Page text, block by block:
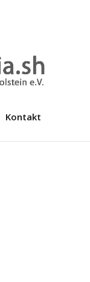
Kontakt